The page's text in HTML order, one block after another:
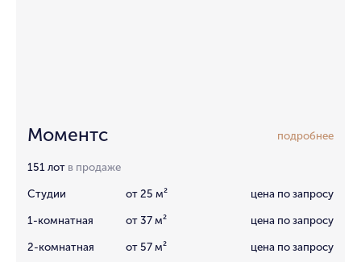
Моментс подробнее
151 лот в продаже
Студии от 25 м² цена по запросу
1-комнатная от 37 м² цена по запросу
2-комнатная от 57 м² цена по запросу